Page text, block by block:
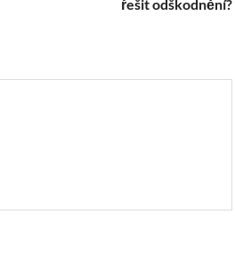
řešit odškodnění?